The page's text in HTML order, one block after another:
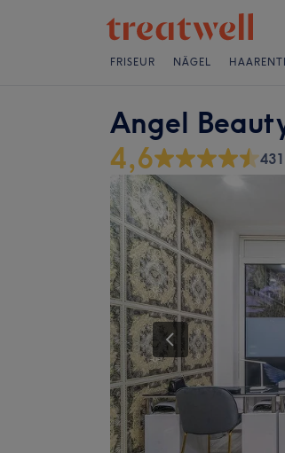
FRISEUR NÄGEL
Angel
4,6